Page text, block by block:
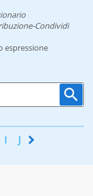
Condividi
espressione
I J K